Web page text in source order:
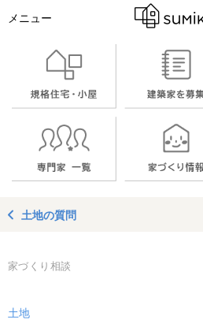
メニュー
土地の質問
家づくり相談
土地